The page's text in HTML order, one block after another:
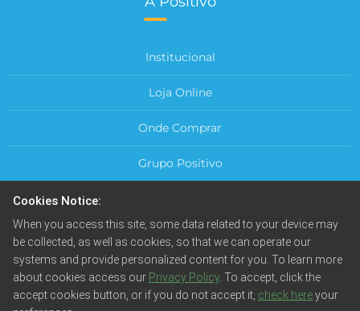
Institucional
Loja Online
Onde Comprar
Grupo Positivo
Central do Cliente
Cookies Notice:
When you access this site, some data related to your device may
be collected, as well as cookies, so that we can operate our
systems and provide personalized content for you. To learn more
about cookies access our Privacy Policy. To accept, click the
accept cookies button, or if you do not accept it, check hereyour